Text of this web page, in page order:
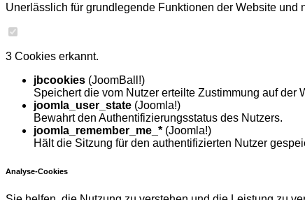
Unerlässlich für grundlegende Funktionen der Website und
3 Cookies erkannt.
jbcookies (JoomBall!)
Speichert die vom Nutzer erteilte Zustimmung auf der
joomla_user_state (Joomla!)
Bewahrt den Authentifizierungsstatus des Nutzers.
joomla_remember_me_* (Joomla!)
Hält die Sitzung für den authentifizierten Nutzer
Analyse-Cookies